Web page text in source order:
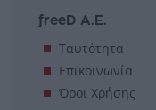
freeD Α.Ε.
Ταυτότητα
Επικοινωνία
Όροι Χρήσης